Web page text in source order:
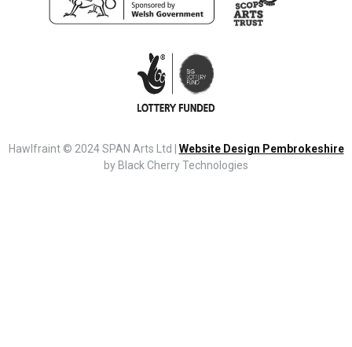
Hawlfraint © 2024 SPAN Arts Ltd | Website Design Pembrokeshire
by Black Cherry Technologies